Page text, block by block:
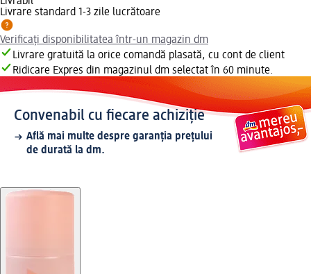
Livrare standard 1-3 zile lucrătoare
Verificați disponibilitatea într-un magazin dm
Livrare gratuită la orice comandă plasată, cu cont de client
Ridicare Expres din magazinul dm selectat în 60 minute.
Convenabil cu fiecare achiziție
Află mai multe despre garanția prețului
de durată la dm.